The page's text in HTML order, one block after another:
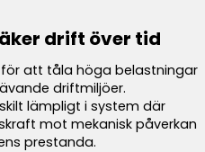
drift över tid
att tåla höga belastningar
driftmiljöer.
lämpligt i system där
mot mekanisk påverkan
prestanda.